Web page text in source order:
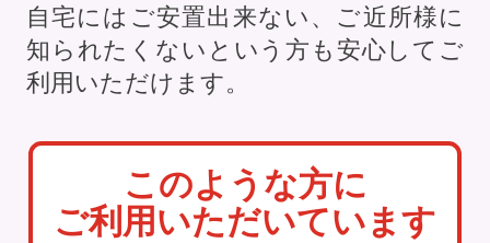
自宅にはご安置出来ない、ご近所様に
知られたくないという方も安心してご
利用いただけます。
このような方に
ご利用いただいています